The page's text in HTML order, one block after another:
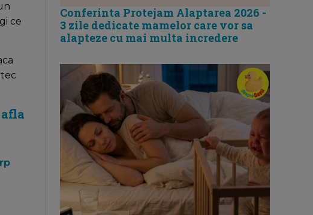
ce
Conferinta Protejam Alaptarea 2026 -
3 zile dedicate mamelor care vor sa
alapteze cu mai multa incredere